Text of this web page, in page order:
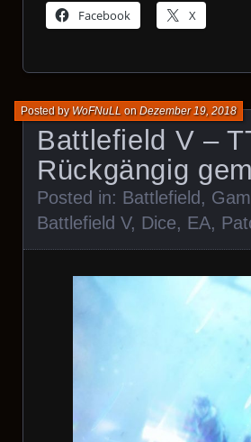
Facebook X
Battlefield V –
Rückgängig
Posted byWoFNuLL onDezember 19, 2018
Posted in: Battlefield ,
Battlefield V, Dice, EA,